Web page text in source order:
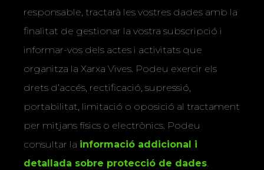
responsable, tractarà les vostres dades amb la
finalitat de gestionar la vostra subscripció i
informar-vos dels actes i activitats que
organitza la Xarxa Vives. Podeu exercir els
drets d’accés, rectificació, supressió,
portabilitat, limitació o oposició al tractament
per mitjans físics o electrònics. Podeu
consultar la informació addicional i
detallada sobre protecció de dades.